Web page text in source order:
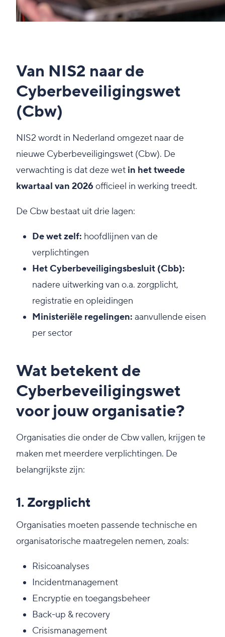
Van NIS2 naar de
Cyberbeveiligingswet
(Cbw)
NIS2 wordt in Nederland omgezet naar de
nieuwe Cyberbeveiligingswet (Cbw). De
verwachting is dat deze wet in het tweede
kwartaal van 2026officieel in werking treedt.
De Cbw bestaat uit drie lagen:
De wet zelf: hoofdlijnen van de
verplichtingen
Het Cyberbeveiligingsbesluit (Cbb):
nadere uitwerking van o.a. zorgplicht,
registratie en opleidingen
Ministeriële regelingen: aanvullende eisen
per sector
Wat betekent de
Cyberbeveiligingswet
voor jouw organisatie?
Organisaties die onder de Cbw vallen, krijgen te
maken met meerdere verplichtingen. De
belangrijkste zijn:
1. Zorgplicht
Organisaties moeten passende technische en
organisatorische maatregelen nemen, zoals:
Risicoanalyses
Incidentmanagement
Encryptie en toegangsbeheer
Back-up & recovery
Crisismanagement